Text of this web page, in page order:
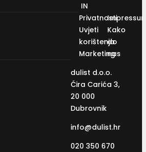
IN
Privatnosti
Uvjeti
korištenja
Marketing
Kako
do
nas
dulist d.o.o.
Ćira Carića 3,
20 000
Dubrovnik
info@dulist.hr
020 350 670